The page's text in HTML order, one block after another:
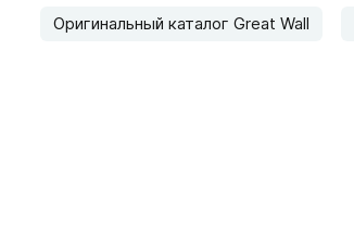
Оригинальный каталог Great Wall